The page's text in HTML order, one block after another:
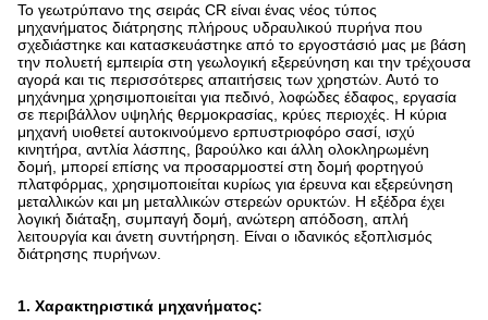
Το γεωτρύπανο της σειράς CR είναι ένας νέος τύπος
μηχανήματος διάτρησης πλήρους υδραυλικού πυρήνα που
σχεδιάστηκε και κατασκευάστηκε από το εργοστάσιό μας με βάση
την πολυετή εμπειρία στη γεωλογική εξερεύνηση και την τρέχουσα
αγορά και τις περισσότερες απαιτήσεις των χρηστών. Αυτό το
μηχάνημα χρησιμοποιείται για πεδινό, λοφώδες έδαφος, εργασία
σε περιβάλλον υψηλής θερμοκρασίας, κρύες περιοχές. Η κύρια
μηχανή υιοθετεί αυτοκινούμενο ερπυστριοφόρο σασί, ισχύ
κινητήρα, αντλία λάσπης, βαρούλκο και άλλη ολοκληρωμένη
δομή, μπορεί επίσης να προσαρμοστεί στη δομή φορτηγού
πλατφόρμας, χρησιμοποιείται κυρίως για έρευνα και εξερεύνηση
μεταλλικών και μη μεταλλικών στερεών ορυκτών. Η εξέδρα έχει
λογική διάταξη, συμπαγή δομή, ανώτερη απόδοση, απλή
λειτουργία και άνετη συντήρηση. Είναι ο ιδανικός εξοπλισμός
διάτρησης πυρήνων.
1. Χαρακτηριστικά μηχανήματος: